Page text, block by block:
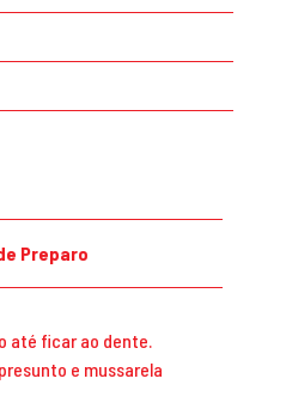
Preparo
até ficar ao dente.
e mussarela